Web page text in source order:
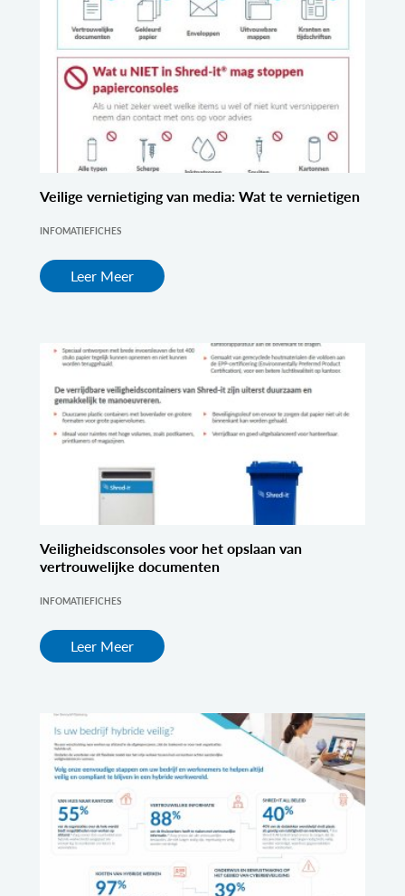
Veilige vernietiging van media: Wat te vernietigen
INFOMATIEFICHES
Leer Meer
Veiligheidsconsoles voor het opslaan van
vertrouwelijke documenten
INFOMATIEFICHES
Leer Meer